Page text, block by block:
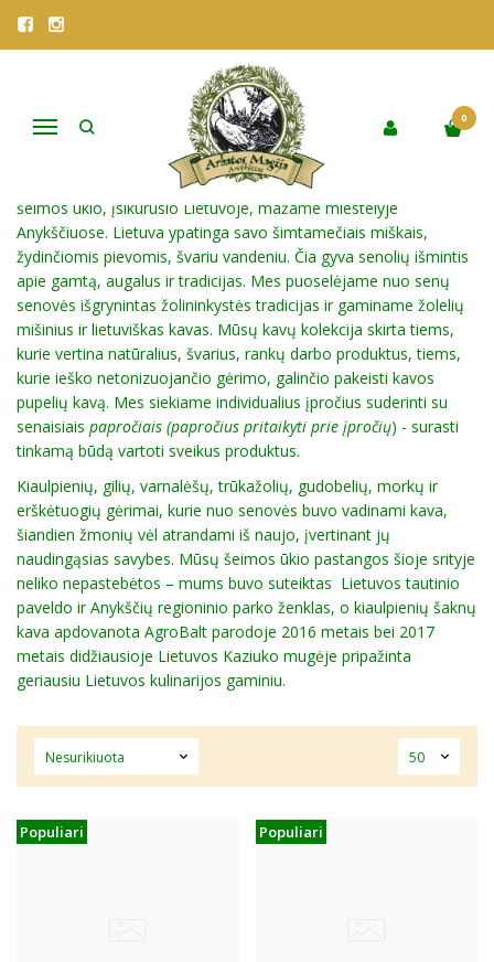
Navigacija
0
ŪKININKAS RAMŪNAS
DAUGELAVIČIUS
Pirkite pagal gamintoją
Ūkininkas Ramūnas Daugelavičius
Ramūnas, Stanislovas ir Justė - mes esame dalis smulkaus
šeimos ūkio, įsikūrusio Lietuvoje, mažame miestelyje
Anykščiuose. Lietuva ypatinga savo šimtamečiais miškais,
žydinčiomis pievomis, švariu vandeniu. Čia gyva senolių išmintis
apie gamtą, augalus ir tradicijas. Mes puoselėjame nuo senų
senovės išgrynintas žolininkystės tradicijas ir gaminame žolelių
mišinius ir lietuviškas kavas. Mūsų kavų kolekcija skirta tiems,
kurie vertina natūralius, švarius, rankų darbo produktus, tiems,
kurie ieško netonizuojančio gėrimo, galinčio pakeisti kavos
pupelių kavą. Mes siekiame individualius įpročius suderinti su
senaisiais papročiais (papročius pritaikyti prie įpročių) - surasti
tinkamą būdą vartoti sveikus produktus.
Kiaulpienių, gilių, varnalėšų, trūkažolių, gudobelių, morkų ir
erškėtuogių gėrimai, kurie nuo senovės buvo vadinami kava,
šiandien žmonių vėl atrandami iš naujo, įvertinant jų
naudingąsias savybes. Mūsų šeimos ūkio pastangos šioje srityje
neliko nepastebėtos – mums buvo suteiktas Lietuvos tautinio
paveldo ir Anykščių regioninio parko ženklas, o kiaulpienių šaknų
kava apdovanota AgroBalt parodoje 2016 metais bei 2017
metais didžiausioje Lietuvos Kaziuko mugėje pripažinta
geriausiu Lietuvos kulinarijos gaminiu.
Populiari Populiari